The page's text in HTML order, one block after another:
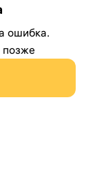
ошибка.
позже